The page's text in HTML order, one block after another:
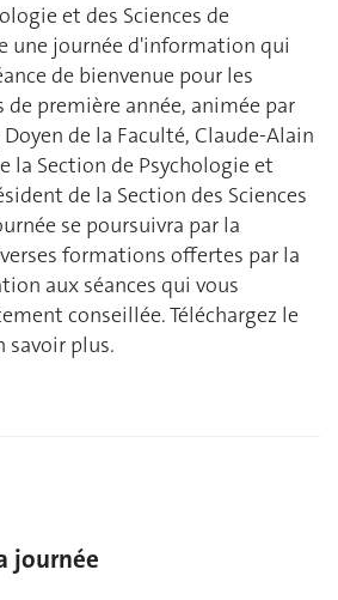
et des Sciences de
une journée d'information qui
de bienvenue pour les
première année, animée par
de la Faculté, Claude-Alain
la Section de Psychologie et
de la Section des Sciences
se poursuivra par la
formations offertes par la
aux séances qui vous
conseillée. Téléchargez le
savoir plus.
journée